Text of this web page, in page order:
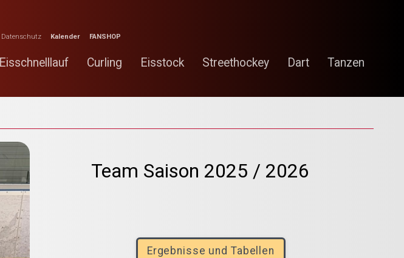
Datenschutz Kalender FANSHOP
Eisschnelllauf Curling Eisstock Streethockey Dart Tanzen
Team Saison 2025 / 2026
Ergebnisse und Tabellen